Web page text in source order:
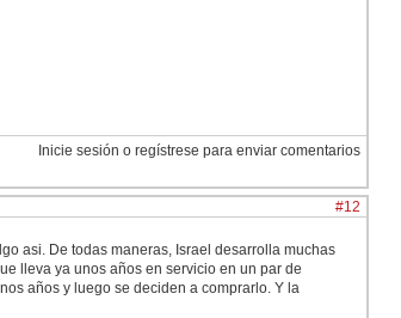
Inicie sesión o regístrese para enviar comentarios
#12
asi. De todas maneras, Israel desarrolla muchas
lleva ya unos años en servicio en un par de
años y luego se deciden a comprarlo. Y la